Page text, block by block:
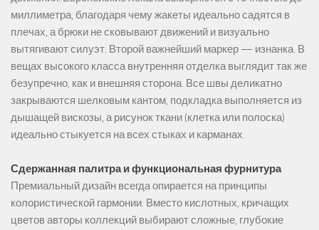
миллиметра, благодаря чему жакеты идеально садятся в
плечах, а брюки не сковывают движений и визуально
вытягивают силуэт. Второй важнейший маркер — изнанка. В
вещах высокого класса внутренняя отделка выглядит так же
безупречно, как и внешняя сторона. Все швы деликатно
закрываются шелковым кантом, подкладка выполняется из
дышащей вискозы, а рисунок ткани (клетка или полоска)
идеально стыкуется на всех стыках и карманах.
Сдержанная палитра и функциональная фурнитура
Премиальный дизайн всегда опирается на принципы
колористической гармонии. Вместо кислотных, кричащих
цветов авторы коллекций выбирают сложные, глубокие